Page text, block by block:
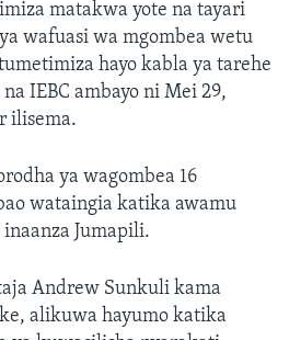
matakwa yote na tayari
wafuasi wa mgombea wetu
hayo kabla ya tarehe
IEBC ambayo ni Mei 29,
ilisema.
ya wagombea 16
wataingia katika awamu
Jumapili.
Andrew Sunkuli kama
alikuwa hayumo katika